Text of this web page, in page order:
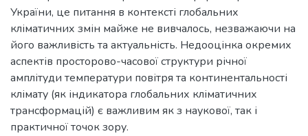
України, це питання в контексті глобальних
кліматичних змін майже не вивчалось, незважаючи на
його важливість та актуальність. Недооцінка окремих
аспектів просторово-часової структури річної
амплітуди температури повітря та континентальності
клімату (як індикатора глобальних кліматичних
трансформацій) є важливим як з наукової, так і
практичної точок зору.